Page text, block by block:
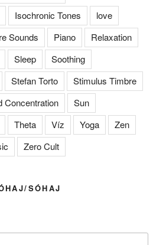
Isochronic Tones
love
Sounds Piano
Relaxation
Sleep
Soothing
Stefan Torto
Stimulus Timbre
Concentration
Sun
Theta Víz Yoga
Zen
Zero Cult
SÓHAJ